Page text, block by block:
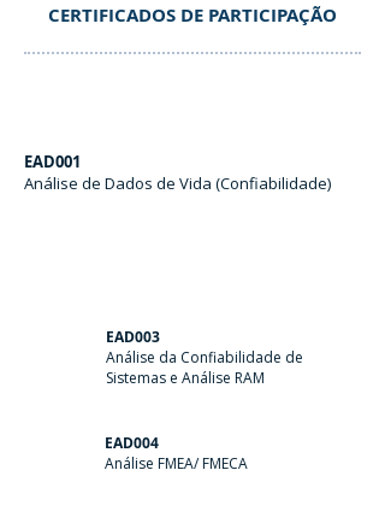
CERTIFICADOS DE PARTICIPAÇÃO
EAD001
Análise de Dados de Vida (Confiabilidade)
EAD003
Análise da Confiabilidade de
Sistemas e Análise RAM
EAD004
Análise FMEA/ FMECA